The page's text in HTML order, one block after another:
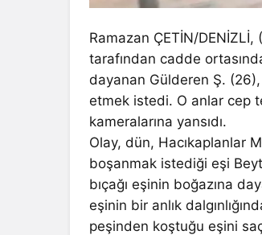
Ramazan ÇETİN/
tarafından cadde
dayanan Gülderen Ş. (26),
etmek istedi. O anlar cep
kameralarına yansıdı.
Olay, dün, Hacıkaplanlar
boşanmak istediği eşi
bıçağı eşinin boğazına
eşinin bir anlık
peşinden koştuğu eşini